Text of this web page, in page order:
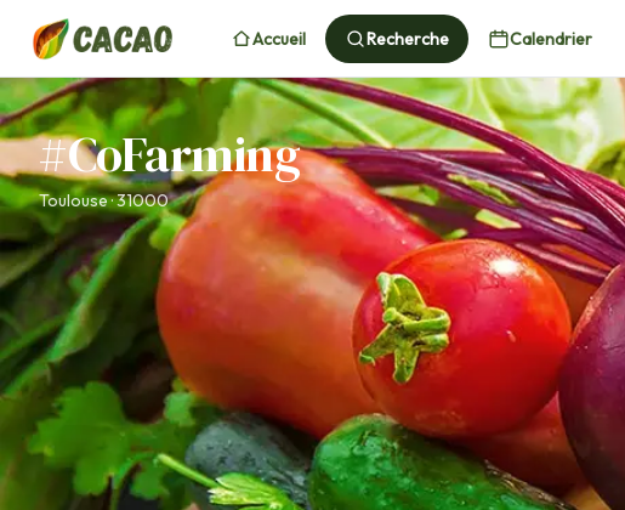
Accueil Recherche Calendrier
#CoFarming
Toulouse · 31000